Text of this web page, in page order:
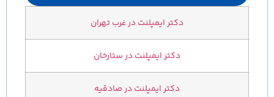
دکتر ایمپلنت در غرب تهران
دکتر ایمپلنت در ستارخان
دکتر ایمپلنت در صادقیه